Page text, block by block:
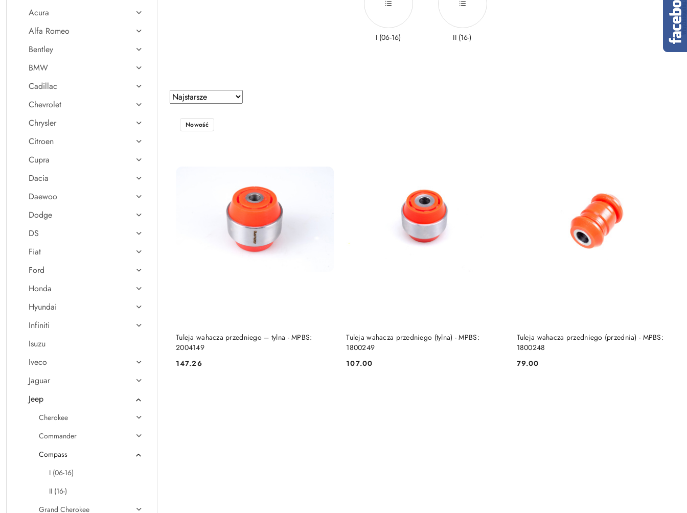
Acura
Alfa Romeo
Bentley
BMW
Cadillac
Chevrolet
Chrysler
Citroen
Cupra
Dacia
Daewoo
Dodge
DS
Fiat
Ford
Honda
Hyundai
Infiniti
Isuzu
Iveco
Jaguar
Jeep
Cherokee
Commander
Compass
I (06-16)
II (16-)
Grand Cherokee
I (06-16) II (16-)
Zastosowano
sortowanie:
Najstarsze.
Sortuj
według
Tuleja wahacza przedniego – tylna - MPBS:
2004149
Cena:
147.26
Nowość
DO KOSZYKA
Tuleja wahacza przedniego (tylna) - MPBS:
1800249
Cena:
107.00
DO KOSZYKA
Tuleja wahacza przedniego (przednia) - MPBS:
1800248
Cena:
79.00
DO KOSZYKA